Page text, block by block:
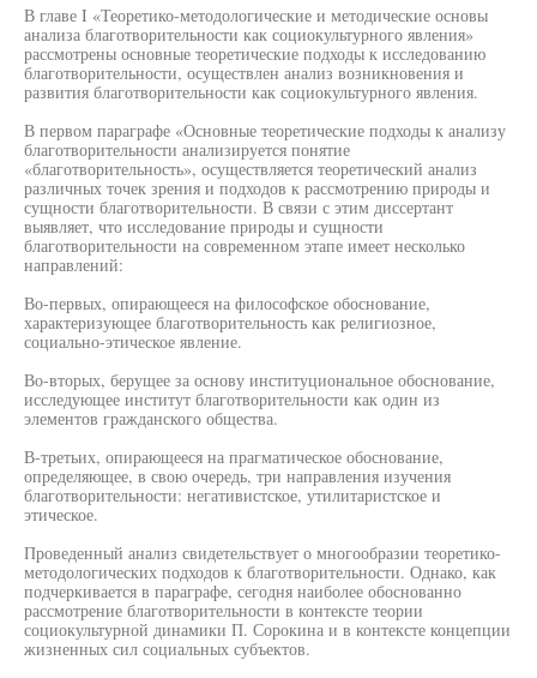
В главе I «Теоретико-методологические и методические основы
анализа благотворительности как социокультурного явления»
рассмотрены основные теоретические подходы к исследованию
благотворительности, осуществлен анализ возникновения и
развития благотворительности как социокультурного явления.
В первом параграфе «Основные теоретические подходы к анализу
благотворительности анализируется понятие
«благотворительность», осуществляется теоретический анализ
различных точек зрения и подходов к рассмотрению природы и
сущности благотворительности. В связи с этим диссертант
выявляет, что исследование природы и сущности
благотворительности на современном этапе имеет несколько
направлений:
Во-первых, опирающееся на философское обоснование,
характеризующее благотворительность как религиозное,
социально-этическое явление.
Во-вторых, берущее за основу институциональное обоснование,
исследующее институт благотворительности как один из
элементов гражданского общества.
В-третьих, опирающееся на прагматическое обоснование,
определяющее, в свою очередь, три направления изучения
благотворительности: негативистское, утилитаристское и
этическое.
Проведенный анализ свидетельствует о многообразии теоретико-
методологических подходов к благотворительности. Однако, как
подчеркивается в параграфе, сегодня наиболее обоснованно
рассмотрение благотворительности в контексте теории
социокультурной динамики П. Сорокина и в контексте концепции
жизненных сил социальных субъектов.